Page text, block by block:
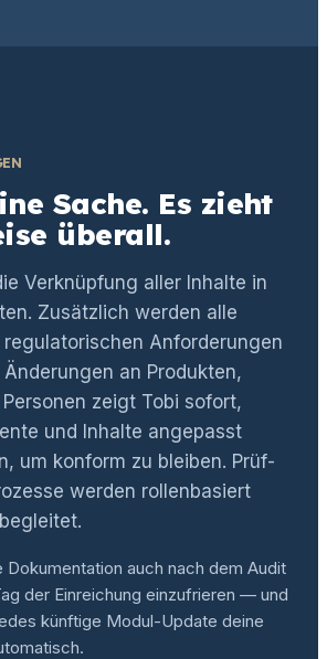
Sache. Es zieht
überall.
Verknüpfung aller Inhalte in
Zusätzlich werden alle
Anforderungen
an Produkten,
zeigt Tobi sofort,
und Inhalte angepasst
um konform zu bleiben. Prüf-
werden rollenbasiert
Dokumentation auch nach dem Audit
der Einreichung einzufrieren — und
künftige Modul-Update deine